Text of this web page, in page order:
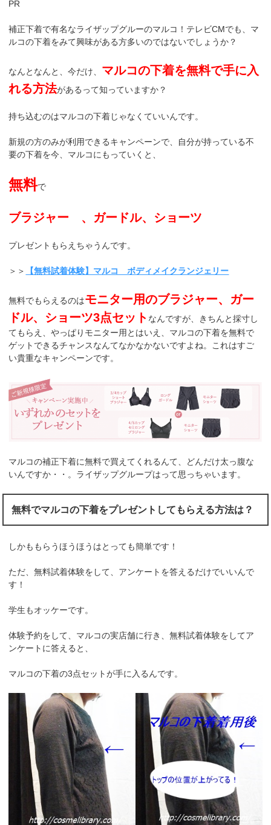
PR
補正下着で有名なライザップグルーのマルコ！テレビCMでも、マ
ルコの下着をみて興味がある方多いのではないでしょうか？
なんとなんと、今だけ、 マルコの下着を無料で手に入
れる方法があるって知っていますか？
持ち込むのはマルコの下着じゃなくていいんです。
新規の方のみが利用できるキャンペーンで、自分が持っている不
要の下着を今、マルコにもっていくと、
無料で
ブラジャー 、ガードル、ショーツ
プレゼントもらえちゃうんです。
＞＞ 【無料試着体験】マルコ ボディメイクランジェリー
無料でもらえるのはモニター用のブラジャー、ガー
ドル、ショーツ3点セット なんですが、きちんと採寸し
てもらえ、やっぱりモニター用とはいえ、マルコの下着を無料で
ゲットできるチャンスなんてなかなかないですよね。これはすご
い貴重なキャンペーンです。
マルコの補正下着に無料で買えてくれるんて、どんだけ太っ腹な
いんですか・・。ライザップグループはって思っちゃいます。
無料でマルコの下着をプレゼントしてもらえる方法は？
しかももらうほうほうはとっても簡単です！
ただ、無料試着体験をして、アンケートを答えるだけでいいんで
す！
学生もオッケーです。
体験予約をして、マルコの実店舗に行き、無料試着体験をしてア
ンケートに答えると、
マルコの下着の3点セットが手に入るんです。